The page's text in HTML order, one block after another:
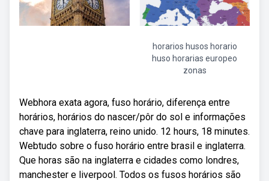
horarios husos horario
huso horarias europeo
zonas
Webhora exata agora, fuso horário, diferença entre
horários, horários do nascer/pôr do sol e informações
chave para inglaterra, reino unido. 12 hours, 18 minutes.
Webtudo sobre o fuso horário entre brasil e inglaterra.
Que horas são na inglaterra e cidades como londres,
manchester e liverpool. Todos os fusos horários são